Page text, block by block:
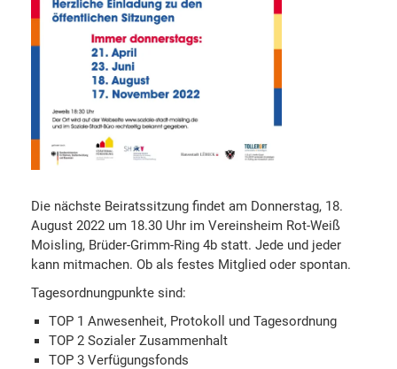
Die nächste Beiratssitzung findet am Donnerstag, 18.
August 2022 um 18.30 Uhr im Vereinsheim Rot-Weiß
Moisling, Brüder-Grimm-Ring 4b statt. Jede und jeder
kann mitmachen. Ob als festes Mitglied oder spontan.
Tagesordnungpunkte sind:
TOP 1 Anwesenheit, Protokoll und Tagesordnung
TOP 2 Sozialer Zusammenhalt
TOP 3 Verfügungsfonds